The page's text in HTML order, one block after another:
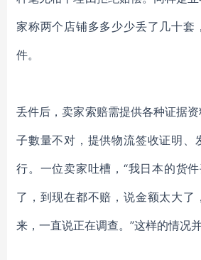
家称两个店铺多多少少丢了几十套
件。
丢件后，卖家索赔需提供各种证据
子數量不对，提供物流签收证明、
行。一位卖家吐槽，“我日本的货
了，到现在都不赔，说金额太大了
来，一直说正在调查。”这样的情况并